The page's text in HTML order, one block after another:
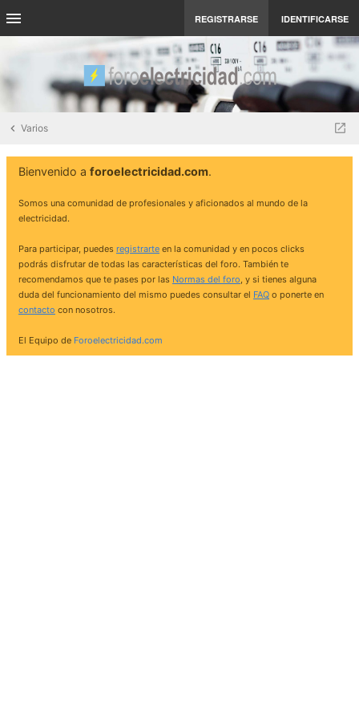
REGISTRARSE IDENTIFICARSE
Varios
Bienvenido a foroelectricidad.com.
Somos una comunidad de profesionales y aficionados al mundo de la
electricidad.
Para participar, puedes registrarte en la comunidad y en pocos clicks
podrás disfrutar de todas las características del foro. También te
recomendamos que te pases por las Normas del foro, y si tienes alguna
duda del funcionamiento del mismo puedes consultar el FAQ o ponerte en
contacto con nosotros.
El Equipo de Foroelectricidad.com